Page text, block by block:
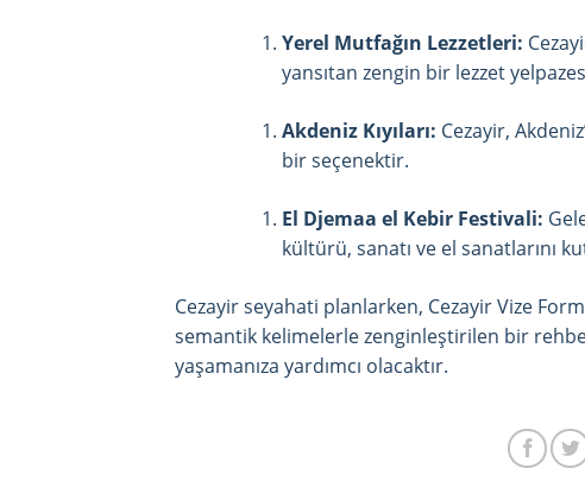
Yerel Mutfağın Lezzetleri:
yansıtan zengin bir lezzet
Akdeniz Kıyıları: Cezayir,
bir seçenektir.
El Djemaa el Kebir Festivali:
kültürü, sanatı ve el sanatlarını
Cezayir seyahati planlarken, Cezayir Vize
semantik kelimelerle zenginleştirilen bir
yaşamanıza yardımcı olacaktır.